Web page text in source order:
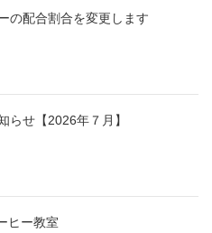
の配合割合を変更します
らせ【2026年７月】
ヒー教室